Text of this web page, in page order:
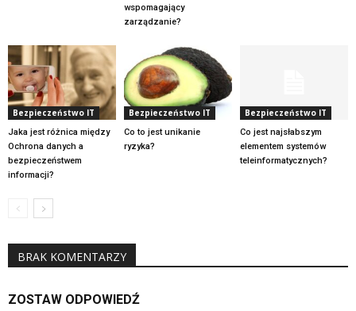
wspomagający
zarządzanie?
Bezpieczeństwo IT
Jaka jest różnica między
Ochrona danych a
bezpieczeństwem
informacji?
Bezpieczeństwo IT
Co to jest unikanie
ryzyka?
Bezpieczeństwo IT
Co jest najsłabszym
elementem systemów
teleinformatycznych?
BRAK KOMENTARZY
ZOSTAW ODPOWIEDŹ